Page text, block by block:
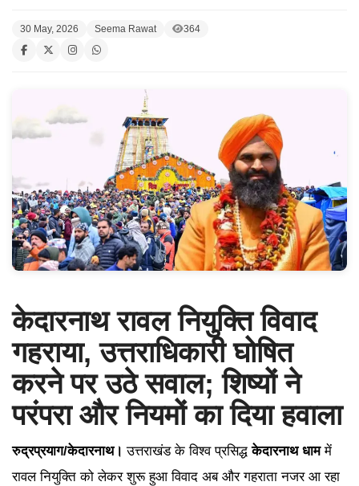
30 May, 2026 Seema Rawat 364
केदारनाथ रावल नियुक्ति विवाद
गहराया, उत्तराधिकारी घोषित
करने पर उठे सवाल; शिष्यों ने
परंपरा और नियमों का दिया हवाला
रुद्रप्रयाग/केदारनाथ। उत्तराखंड के विश्व प्रसिद्धकेदारनाथ धाममें
रावल नियुक्ति को लेकर शुरू हुआ विवाद अब और गहराता नजर आ रहा